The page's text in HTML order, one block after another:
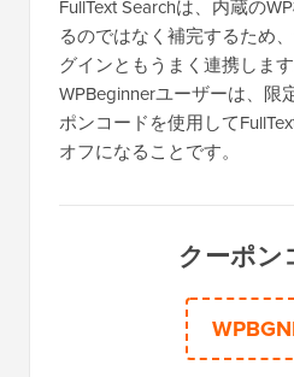
FullText Searchは、内蔵の
るのではなく補完するため
グインともうまく連携しま
WPBeginnerユーザーは、限
ポンコードを使用して
オフになることです。
クーポン